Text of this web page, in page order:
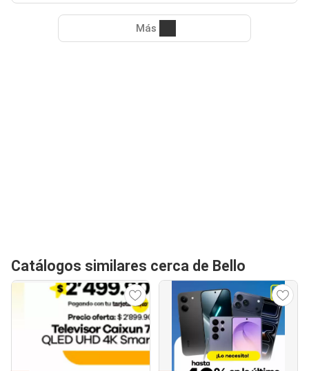
Más
Catálogos similares cerca de Bello